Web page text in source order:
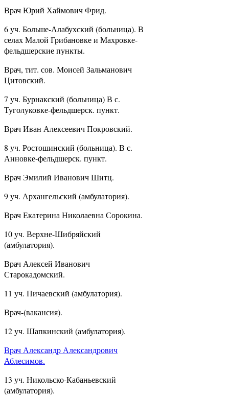
Врач Юрий Хаймович Фрид.
6 уч. Больше-Алабухский (больница). В
селах Малой Грибановке и Махровке-
фельдшерские пункты.
Врач, тит. сов. Моисей Зальманович
Цитовский.
7 уч. Бурнакский (больница) В с.
Туголуковке-фельдшерск. пункт.
Врач Иван Алексеевич Покровский.
8 уч. Ростошинский (больница). В с.
Анновке-фельдшерск. пункт.
Врач Эмилий Иванович Шитц.
9 уч. Архангельский (амбулатория).
Врач Екатерина Николаевна Сорокина.
10 уч. Верхне-Шибряйский
(амбулатория).
Врач Алексей Иванович
Старокадомский.
11 уч. Пичаевский (амбулатория).
Врач-(вакансия).
12 уч. Шапкинский (амбулатория).
Врач Александр Александрович
Аблесимов.
13 уч. Никольско-Кабаньевский
(амбулатория).